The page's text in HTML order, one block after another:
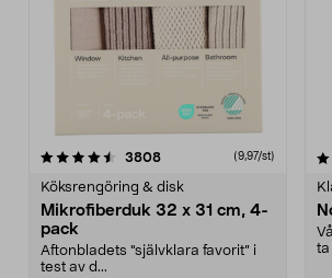
3808recensioner (9,97/st)
Köksrengöring & disk
Mikrofiberduk 32 x 31 cm, 4-
pack
Aftonbladets "självklara favorit” i
test av d...
4.0av 5 stjärnor
ta